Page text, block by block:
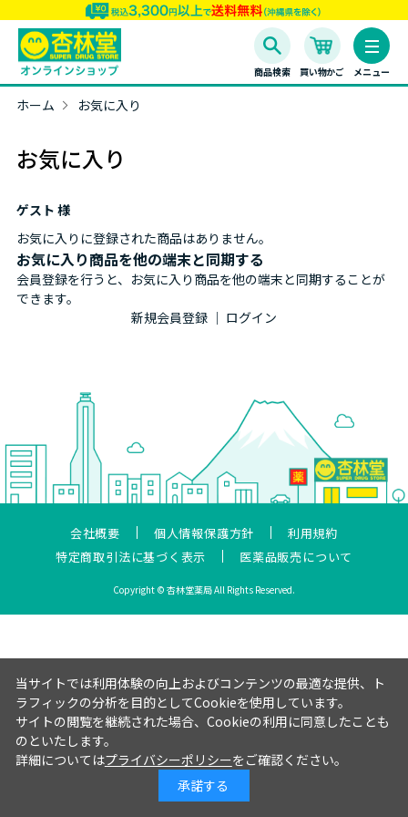
商品検索 買い物かご メニュー
ホーム お気に入り
お気に入り
ゲスト 様
お気に入りに登録された商品はありません。
お気に入り商品を他の端末と同期する
会員登録を行うと、お気に入り商品を他の端末と同期することが
できます。
新規会員登録 ｜ ログイン
会社概要 個人情報保護方針
利用規約
特定商取引法に基づく表示
医薬品販売について
Copyright © 杏林堂薬局 All Rights Reserved.
当サイトでは利用体験の向上およびコンテンツの最適な提供、ト
ラフィックの分析を目的としてCookieを使用しています。
サイトの閲覧を継続された場合、Cookieの利用に同意したことも
のといたします。
詳細についてはプライバシーポリシーをご確認ください。
承諾する